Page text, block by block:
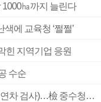
1000㏊까지 늘린다
에 교육청 ‘쩔쩔’
힌 지역기업 응원
수순
■ 검사 신분 버리고 직급하향(10년 이하 저연차 검사)…檢 중수청행 기피